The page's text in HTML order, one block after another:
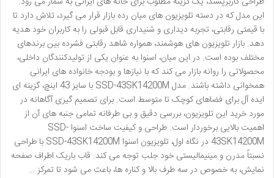
این مدل که در دسته تلویزیون های میان رده بازار قرار می گیرد، تلاش دارد تا
با قیمتی رقابتی، تجربه دیداری و شنیداری قابل قبولی را به کاربران خود هدیه
دهد. بازار تلویزیون های هوشمند، همواره شاهد رقابتی فشرده بین برندهای
مختلف بوده است. در این میان، اسنوا به عنوان یکی از تولیدکنندگان داخلی،
محصولاتی را روانه بازار می کند که با نیازها و بودجه خانواده های ایرانی
همخوانی داشته باشند. مدل SSD-43SK14200M با سایز 43 اینچ، گزینه ای
ایده آل برای فضاهای کوچک تا متوسط است. برای تصمیم گیری آگاهانه در
مورد خرید این تلویزیون، بررسی دقیق و بی طرفانه تمامی جنبه های آن از
اهمیت بالایی برخوردار است. طراحی و کیفیت ساخت اسنوا SSD-
43SK14200M در نگاه اول، تلویزیون اسنوا SSD-43SK14200M با طراحی
نسبتاً مدرن و مینیمالیستی خود جلب توجه می کند. قاب باریک اطراف صفحه
نمایش، به خصوص در سه طرف بالا و کناره ها، باعث می شود تا تمرکز …